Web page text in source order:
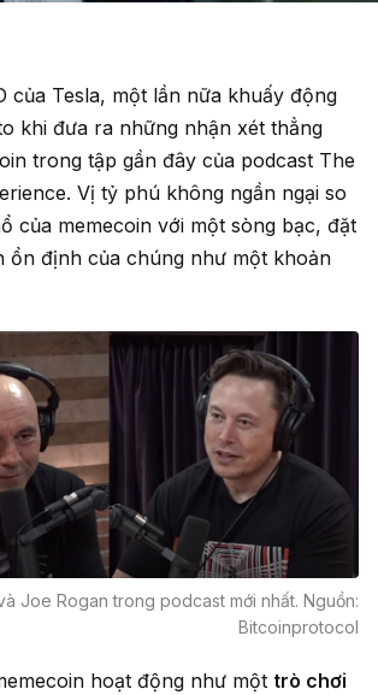
của Tesla, một lần nữa khuấy động
khi đưa ra những nhận xét thẳng
trong tập gần đây của podcast The
Vị tỷ phú không ngần ngại so
của memecoin với một sòng bạc, đặt
ổn định của chúng như một khoản
Joe Rogan trong podcast mới nhất. Nguồn:
Bitcoinprotocol
hoạt động như một trò chơi